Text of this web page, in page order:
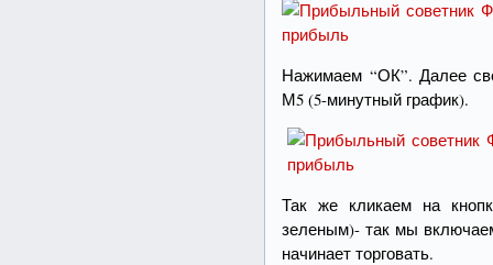
Нажимаем “ОК”. Далее
М5 (5-минутный график).
Так же кликаем на
зеленым)- так мы
начинает торговать.